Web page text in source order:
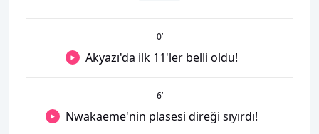
0’
Akyazı'da ilk 11'ler belli oldu!
6’
Nwakaeme'nin plasesi direği sıyırdı!